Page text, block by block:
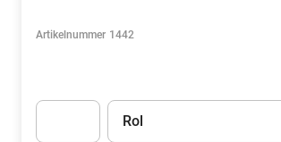
Artikelnummer 1442
Eenheid
Rol